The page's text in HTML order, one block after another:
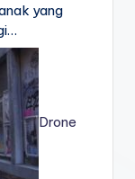
yang
Drone